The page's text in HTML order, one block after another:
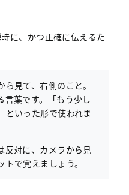
に、かつ正確に伝えるた
ら見て、右側のこと。
言葉です。「もう少し
といった形で使われま
反対に、カメラから見
で覚えましょう。